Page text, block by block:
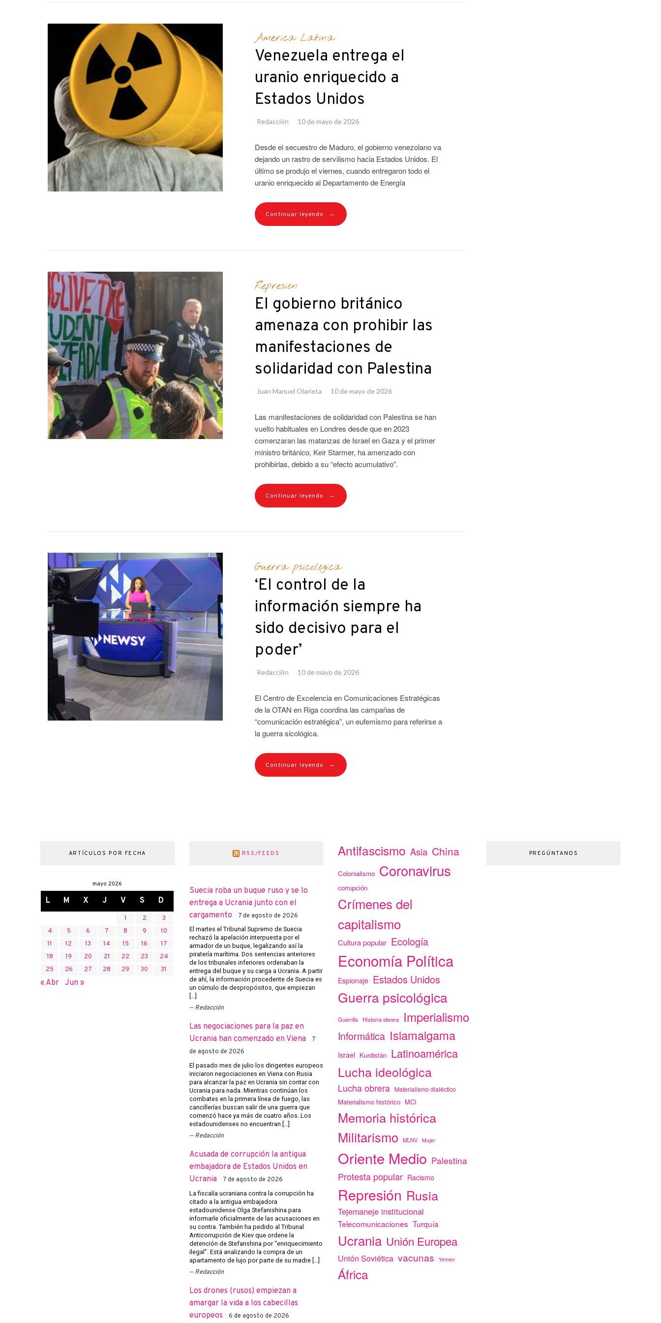
América Latina
Venezuela entrega el
uranio enriquecido a
Estados Unidos
Redacción 10 de mayo de 2026
Desde el secuestro de Maduro, el gobierno venezolano va
dejando un rastro de servilismo hacia Estados Unidos. El
último se produjo el viernes, cuando entregaron todo el
uranio enriquecido al Departamento de Energía
Continuar leyendo →
Represión
El gobierno británico
amenaza con prohibir las
manifestaciones de
solidaridad con Palestina
Juan Manuel Olarieta 10 de mayo de 2026
Las manifestaciones de solidaridad con Palestina se han
vuelto habituales en Londres desde que en 2023
comenzaran las matanzas de Israel en Gaza y el primer
ministro británico, Keir Starmer, ha amenzado con
prohibirlas, debido a su “efecto acumulativo”.
Continuar leyendo →
Guerra psicológica
‘El control de la
información siempre ha
sido decisivo para el
poder’
Redacción 10 de mayo de 2026
El Centro de Excelencia en Comunicaciones Estratégicas
de la OTAN en Riga coordina las campañas de
“comunicación estratégica”, un eufemismo para referirse a
la guerra sicológica.
Continuar leyendo →
ARTÍCULOS POR FECHA
mayo 2026
L M X J V S D
1 2
3
4
5 6 7 8 9
10
11
12 13 14 15 16
17
18
19 20 21 22 23
24
25
26 27 28 29 30 31
« Abr Jun »
RSS/FEEDS
Suecia roba un buque ruso y se lo
entrega a Ucrania junto con el
cargamento
7 de agosto de 2026
El martes el Tribunal Supremo de Suecia
rechazó la apelación interpuesta por el
armador de un buque, legalizando así la
piratería marítima. Dos sentencias anteriores
de los tribunales inferiores ordenaban la
entrega del buque y su carga a Ucrania. A partir
de ahí, la información procedente de Suecia es
un cúmulo de despropósitos, que empiezan
[…]
Redacción
Las negociaciones para la paz en
Ucrania han comenzado en Viena
7
de agosto de 2026
El pasado mes de julio los dirigentes europeos
iniciaron negociaciones en Viena con Rusia
para alcanzar la paz en Ucrania sin contar con
Ucrania para nada. Mientras continúan los
combates en la primera línea de fuego, las
cancillerías buscan salir de una guerra que
comenzó hace ya más de cuatro años. Los
estadounidenses no encuentran […]
Redacción
Acusada de corrupción la antigua
embajadora de Estados Unidos en
Ucrania
7 de agosto de 2026
La fiscalía ucraniana contra la corrupción ha
citado a la antigua embajadora
estadounidense Olga Stefanishina para
informarle oficialmente de las acusaciones en
su contra. También ha pedido al Tribunal
Anticorrupción de Kiev que ordene la
detención de Stefanshina por “enriquecimiento
ilegal”. Está analizando la compra de un
apartamento de lujo por parte de su madre […]
Redacción
Los drones (rusos) empiezan a
amargar la vida a los cabecillas
europeos
6 de agosto de 2026
Antifascismo Asia China
Colonialismo Coronavirus
corrupción
Crímenes del
capitalismo
Cultura popular Ecología
Economía Política
Espionaje Estados Unidos
Guerra psicológica
Guerrilla Historia obrera Imperialismo
Informática Islamalgama
Israel Kurdistán Latinoamérica
Lucha ideológica
Lucha obrera Materialismo dialéctico
Materialismo histórico MCI
Memoria histórica
Militarismo
MLNV Mujer
Oriente Medio Palestina
Protesta popular Racismo
Represión Rusia
Tejemaneje institucional
Telecomunicaciones Turquía
Ucrania Unión Europea
Unión Soviética vacunas Yemen
África
PREGÚNTANOS